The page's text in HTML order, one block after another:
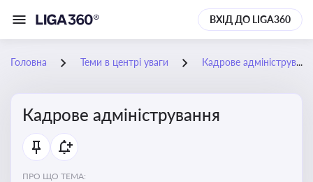
ВХІД ДО LIGA360
Головна Теми в центрі уваги Кадрове адміністрування
Кадрове адміністрування
ПРО ЩО ТЕМА: